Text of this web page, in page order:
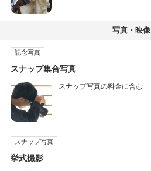
写真・映像
記念写真
スナップ集合写真
スナップ写真の料金に含む
スナップ写真
挙式撮影